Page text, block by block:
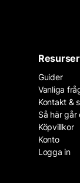
Resurser
Guider
Vanliga
Kontakt &
Så här går
Köpvillkor
Konto
Logga in